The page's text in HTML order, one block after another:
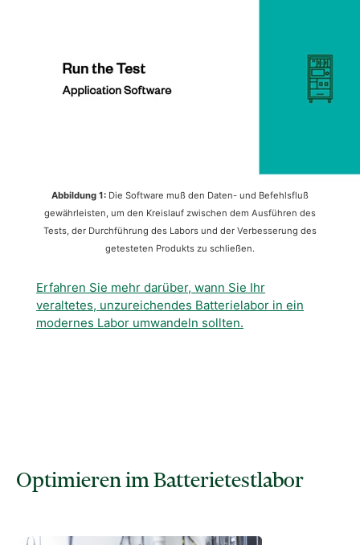
Abbildung 1: Die Software muß den Daten- und Befehlsfluß
gewährleisten, um den Kreislauf zwischen dem Ausführen des
Tests, der Durchführung des Labors und der Verbesserung des
getesteten Produkts zu schließen.
Erfahren Sie mehr darüber, wann Sie Ihr
veraltetes, unzureichendes Batterielabor in ein
modernes Labor umwandeln sollten.
​Optimieren im Batterietestlabor​